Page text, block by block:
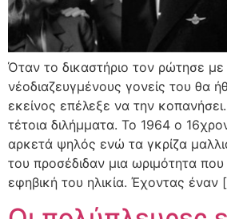
Όταν το δικαστήριο τον ρώτησε
νέοδιαζευγμένους γονείς του θα
εκείνος επέλεξε να την
τέτοια διλήμματα. Το 1964 ο
αρκετά ψηλός ενώ τα γκρίζα
του προσέδιδαν μια ωριμότητα
εφηβική του ηλικία. Έχοντας έναν